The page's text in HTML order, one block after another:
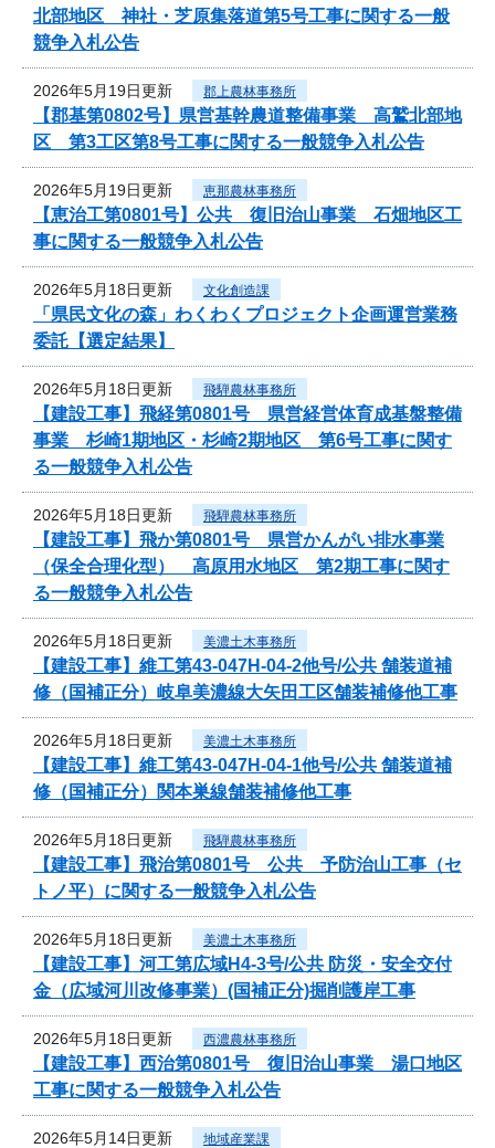
北部地区 神社・芝原集落道第5号工事に関する一般
競争入札公告
2026年5月19日更新 郡上農林事務所
【郡基第0802号】県営基幹農道整備事業 高鷲北部地
区 第3工区第8号工事に関する一般競争入札公告
2026年5月19日更新 恵那農林事務所
【恵治工第0801号】公共 復旧治山事業 石畑地区工
事に関する一般競争入札公告
2026年5月18日更新 文化創造課
「県民文化の森」わくわくプロジェクト企画運営業務
委託【選定結果】
2026年5月18日更新 飛騨農林事務所
【建設工事】飛経第0801号 県営経営体育成基盤整備
事業 杉崎1期地区・杉崎2期地区 第6号工事に関す
る一般競争入札公告
2026年5月18日更新 飛騨農林事務所
【建設工事】飛か第0801号 県営かんがい排水事業
（保全合理化型） 高原用水地区 第2期工事に関す
る一般競争入札公告
2026年5月18日更新 美濃土木事務所
【建設工事】維工第43-047H-04-2他号/公共 舗装道補
修（国補正分）岐阜美濃線大矢田工区舗装補修他工事
2026年5月18日更新 美濃土木事務所
【建設工事】維工第43-047H-04-1他号/公共 舗装道補
修（国補正分）関本巣線舗装補修他工事
2026年5月18日更新 飛騨農林事務所
【建設工事】飛治第0801号 公共 予防治山工事（セ
トノ平）に関する一般競争入札公告
2026年5月18日更新 美濃土木事務所
【建設工事】河工第広域H4-3号/公共 防災・安全交付
金（広域河川改修事業）(国補正分)掘削護岸工事
2026年5月18日更新 西濃農林事務所
【建設工事】西治第0801号 復旧治山事業 湯口地区
工事に関する一般競争入札公告
2026年5月14日更新 地域産業課